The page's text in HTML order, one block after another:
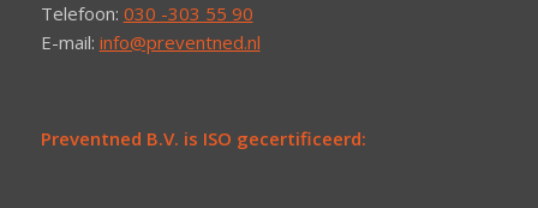
Telefoon: 030 -303 55 90
E-mail: info@preventned.nl
Preventned B.V. is ISO gecertificeerd: